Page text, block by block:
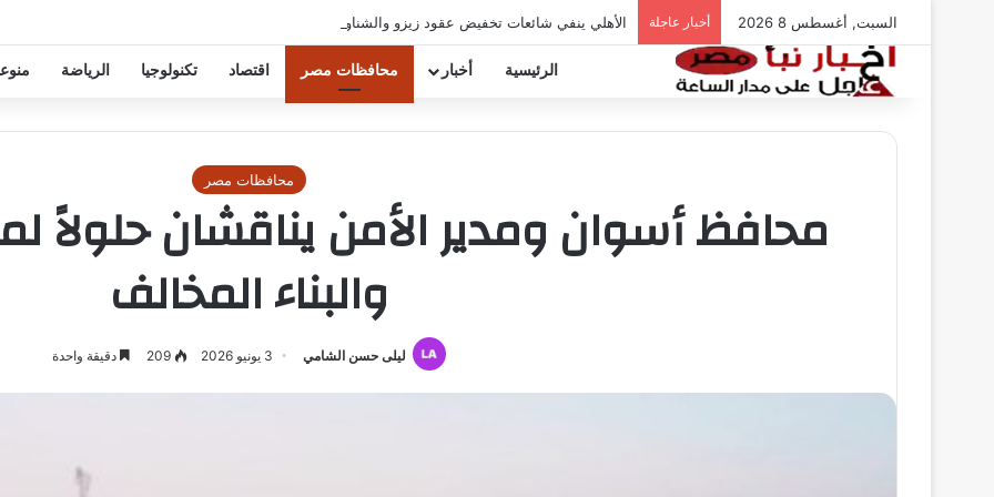
السبت, أغسطس 8 2026 أخبار عاجلة الأهلي ينفي شائعات تخفيض عقود زيزو والشناوي
الرئيسية أخبار محافظات مصر اقتصاد تكنولوجيا الرياضة
محافظات مصر
محافظ أسوان ومدير الأمن يناقشان حلولاً
والبناء المخالف
ليلى حسن الشامي 3 يونيو 2026 209 دقيقة واحدة